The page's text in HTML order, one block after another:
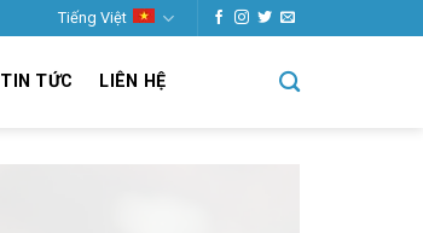
Tiếng Việt
TIN TỨC LIÊN HỆ